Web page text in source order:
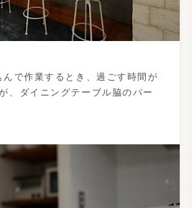
んで作業するとき、過ごす時間が
、ダイニングテーブル脇のバー